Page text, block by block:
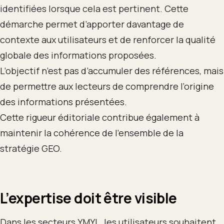
identifiées lorsque cela est pertinent. Cette
démarche permet d’apporter davantage de
contexte aux utilisateurs et de renforcer la qualité
globale des informations proposées.
L’objectif n’est pas d’accumuler des références, mais
de permettre aux lecteurs de comprendre l’origine
des informations présentées.
Cette rigueur éditoriale contribue également à
maintenir la cohérence de l’ensemble de la
stratégie GEO.
L’expertise doit être visible